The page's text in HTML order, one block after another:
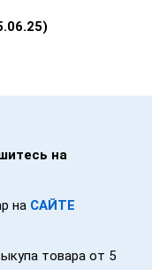
на
на САЙТЕ
товара от 5